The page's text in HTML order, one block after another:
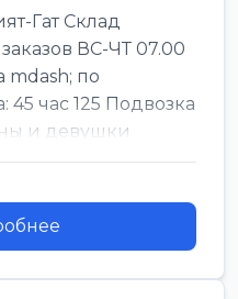
Гат Склад
ВС-ЧТ 07.00
mdash; по
45 час 125 Подвозка
и девушки